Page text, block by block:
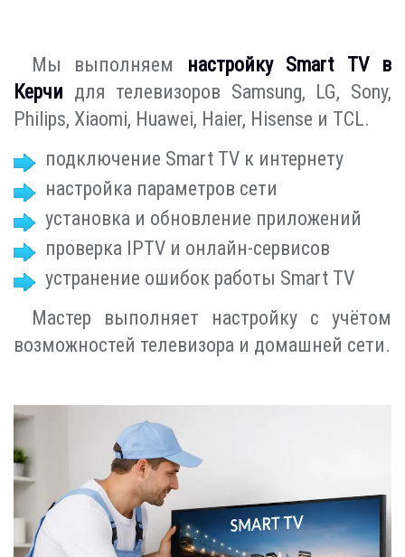
Мы выполняем настройку Smart TV в
Керчи для телевизоров Samsung, LG, Sony,
Philips, Xiaomi, Huawei, Haier, Hisense и TCL.
подключение Smart TV к интернету
настройка параметров сети
установка и обновление приложений
проверка IPTV и онлайн-сервисов
устранение ошибок работы Smart TV
Мастер выполняет настройку с учётом
возможностей телевизора и домашней сети.